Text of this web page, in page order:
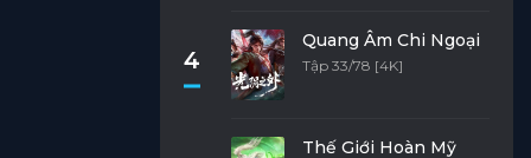
4
Quang Âm Chi Ngoại
Tập 33/78 [4K]
Thế Giới Hoàn Mỹ